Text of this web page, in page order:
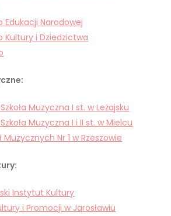
Edukacji Narodowej
Kultury i Dziedzictwa
Muzyczna I st. w Leżajsku
Muzyczna I i II st. w Mielcu
Muzycznych Nr 1 w Rzeszowie
Instytut Kultury
i Promocji w Jarosławiu